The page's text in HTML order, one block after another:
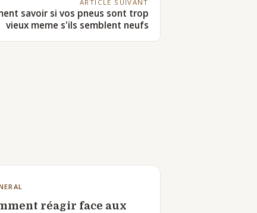
ARTICLE SUIVANT
savoir si vos pneus sont trop
vieux meme s'ils semblent neufs
réagir face aux